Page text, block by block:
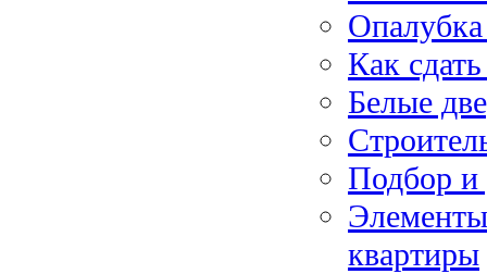
Опалубка
Как
Белые
Подбор и
квартиры